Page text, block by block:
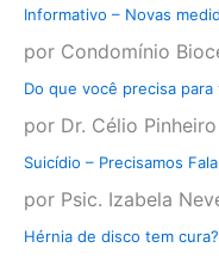
Informativo – Novas
por Condomínio
Do que você precisa para
por Dr. Célio
Suicídio – Precisamos
por Psic. Izabela
Hérnia de disco tem cura?